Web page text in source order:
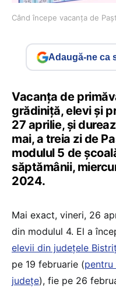
Când începe vacanța de
Adaugă-ne ca
Vacanța de
grădiniță, elevi și
27 aprilie, și
mai, a treia zi de
modulul 5 de
săptămânii,
2024.
Mai exact, vineri, 26
din modulul 4. El a
elevii din județele
pe 19 februarie (pentru
județe), fie pe 26